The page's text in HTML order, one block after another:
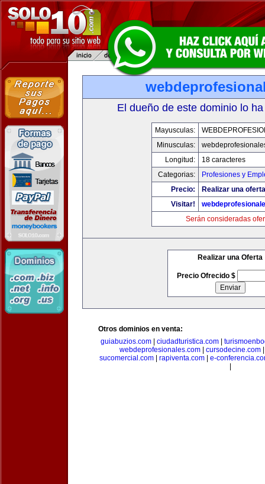
El dueño de este dominio lo
Mayusculas:
Minusculas:
Longitud:
18 caracteres
Categorias:
Profesiones y
Precio:
Realizar una
Visitar!
Serán consideradas
Realizar una Oferta
Precio Ofrecido $
Otros dominios en venta:
guiabuzios.com| ciudadturistica.com|
webdeprofesionales.com| cursodecine.com
sucomercial.com
rapiventa.com
e-